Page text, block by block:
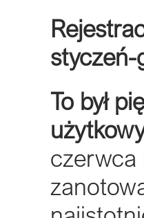
To był
czerwca